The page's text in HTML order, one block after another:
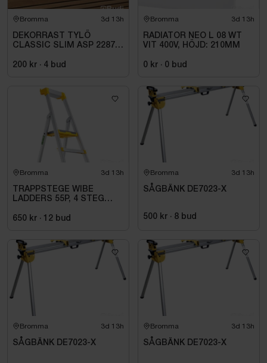
Bromma 3d 13h
DEKORRAST TYLÖ
CLASSIC SLIM ASP 2287
200 kr · 4 bud
Bromma 3d 13h
RADIATOR NEO L 08 WT
VIT 400V, HÖJD: 210MM
0 kr · 0 bud
Bromma 3d 13h
TRAPPSTEGE WIBE
LADDERS 55P, 4 STEG
650 kr · 12 bud
Bromma 3d 13h
SÅGBÄNK DE7023-X
500 kr · 8 bud
Bromma 3d 13h
SÅGBÄNK DE7023-X
Bromma 3d 13h
SÅGBÄNK DE7023-X